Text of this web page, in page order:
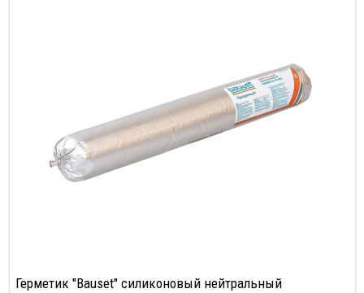
Герметик "Bauset" силиконовый нейтральный